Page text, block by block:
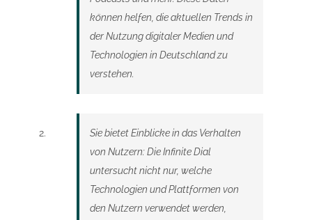
können helfen, die aktuellen Trends in
der Nutzung digitaler Medien und
Technologien in Deutschland zu
verstehen.
Sie bietet Einblicke in das Verhalten
von Nutzern: Die Infinite Dial
untersucht nicht nur, welche
Technologien und Plattformen von
den Nutzern verwendet werden,